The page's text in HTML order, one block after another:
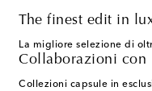
The finest edit in
La migliore selezione di
Collaborazioni con
Collezioni capsule in